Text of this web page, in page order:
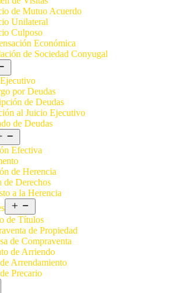
de Mutuo Acuerdo
Unilateral
Culposo
Económica
de Sociedad Conyugal
por Deudas
de Deudas
al Juicio Ejecutivo
de Deudas
Efectiva
de Herencia
de Derechos
a la Herencia
de Títulos
de Propiedad
de Compraventa
de Arriendo
Arrendamiento
Precario